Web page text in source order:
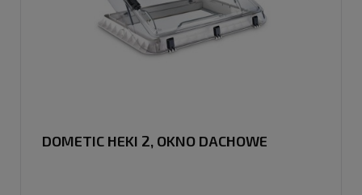
DOMETIC HEKI 2, OKNO DACHOWE